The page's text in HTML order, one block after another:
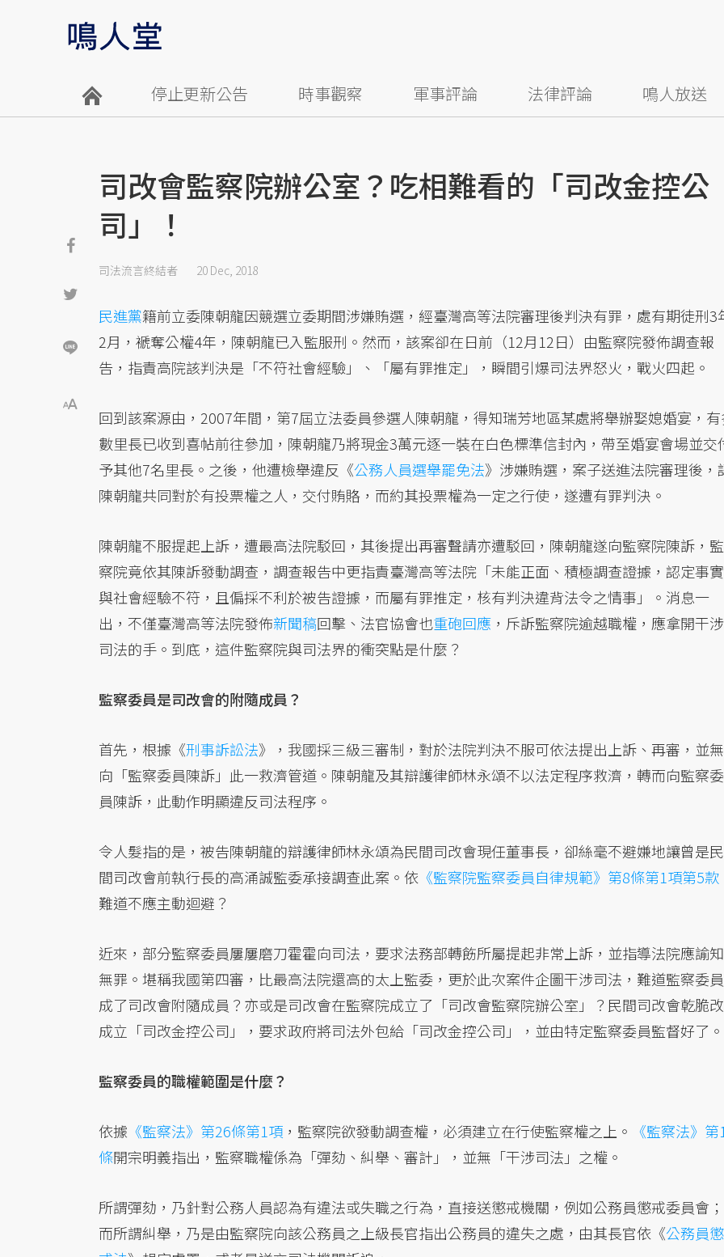
停止更新公告 時事觀察 軍事評論 法律評論 鳴人放送
司改會監察院辦公室？吃相難看的「司改金控公
司」！
司法流言終結者 20 Dec, 2018
民進黨籍前立委陳朝龍因競選立委期間涉嫌賄選，經臺灣高等法院審理後判決有罪，處有期徒刑3
2月，褫奪公權4年，陳朝龍已入監服刑。然而，該案卻在日前（12月12日）由監察院發佈調查報
告，指責高院該判決是「不符社會經驗」、「屬有罪推定」，瞬間引爆司法界怒火，戰火四起。
回到該案源由，2007年間，第7屆立法委員參選人陳朝龍，得知瑞芳地區某處將舉辦娶媳婚宴，
數里長已收到喜帖前往參加，陳朝龍乃將現金3萬元逐一裝在白色標準信封內，帶至婚宴會場並交
予其他7名里長。之後，他遭檢舉違反《公務人員選舉罷免法》涉嫌賄選，案子送進法院審理後，
陳朝龍共同對於有投票權之人，交付賄賂，而約其投票權為一定之行使，遂遭有罪判決。
陳朝龍不服提起上訴，遭最高法院駁回，其後提出再審聲請亦遭駁回，陳朝龍遂向監察院陳訴，監
察院竟依其陳訴發動調查，調查報告中更指責臺灣高等法院「未能正面、積極調查證據，認定事實
與社會經驗不符，且偏採不利於被告證據，而屬有罪推定，核有判決違背法令之情事」。消息一
出，不僅臺灣高等法院發佈新聞稿回擊、法官協會也重砲回應 ，斥訴監察院逾越職權，應拿開干涉
司法的手。到底，這件監察院與司法界的衝突點是什麼？
監察委員是司改會的附隨成員？
首先，根據《刑事訴訟法》，我國採三級三審制，對於法院判決不服可依法提出上訴、再審，並無
向「監察委員陳訴」此一救濟管道。陳朝龍及其辯護律師林永頌不以法定程序救濟，轉而向監察委
員陳訴，此動作明顯違反司法程序。
令人髮指的是，被告陳朝龍的辯護律師林永頌為民間司改會現任董事長，卻絲毫不避嫌地讓曾是民
間司改會前執行長的高涌誠監委承接調查此案。依 《監察院監察委員自律規範》第8條第1項第5款
難道不應主動迴避？
近來，部分監察委員屢屢磨刀霍霍向司法，要求法務部轉飭所屬提起非常上訴，並指導法院應諭知
無罪。堪稱我國第四審，比最高法院還高的太上監委，更於此次案件企圖干涉司法，難道監察委員
成了司改會附隨成員？亦或是司改會在監察院成立了「司改會監察院辦公室」？民間司改會乾脆改
成立「司改金控公司」，要求政府將司法外包給「司改金控公司」，並由特定監察委員監督好了。
監察委員的職權範圍是什麼？
依據 《監察法》第26條第1項 ，監察院欲發動調查權，必須建立在行使監察權之上。 《監察法》第
條開宗明義指出，監察職權係為「彈劾、糾舉、審計」，並無「干涉司法」之權。
所謂彈劾，乃針對公務人員認為有違法或失職之行為，直接送懲戒機關，例如公務員懲戒委員會；
而所謂糾舉，乃是由監察院向該公務員之上級長官指出公務員的違失之處，由其長官依《公務員懲